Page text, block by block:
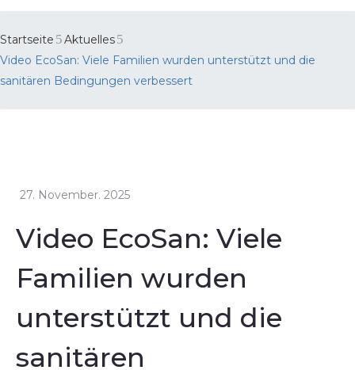
Startseite
Aktuelles
Video EcoSan: Viele Familien wurden unterstützt und die
sanitären Bedingungen verbessert
27. November. 2025
Video EcoSan: Viele
Familien wurden
unterstützt und die
sanitären